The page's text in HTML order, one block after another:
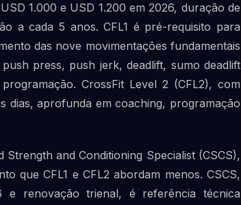
1.000 e USD 1.200 em 2026, duração de
a cada 5 anos. CFL1 é pré-requisito para
das nove movimentações fundamentais
press, push jerk, deadlift, sumo deadlift
CrossFit Level 2 (CFL2), com
dias, aprofunda em coaching, programação
and Conditioning Specialist (CSCS),
que CFL1 e CFL2 abordam menos. CSCS,
renovação trienal, é referência técnica